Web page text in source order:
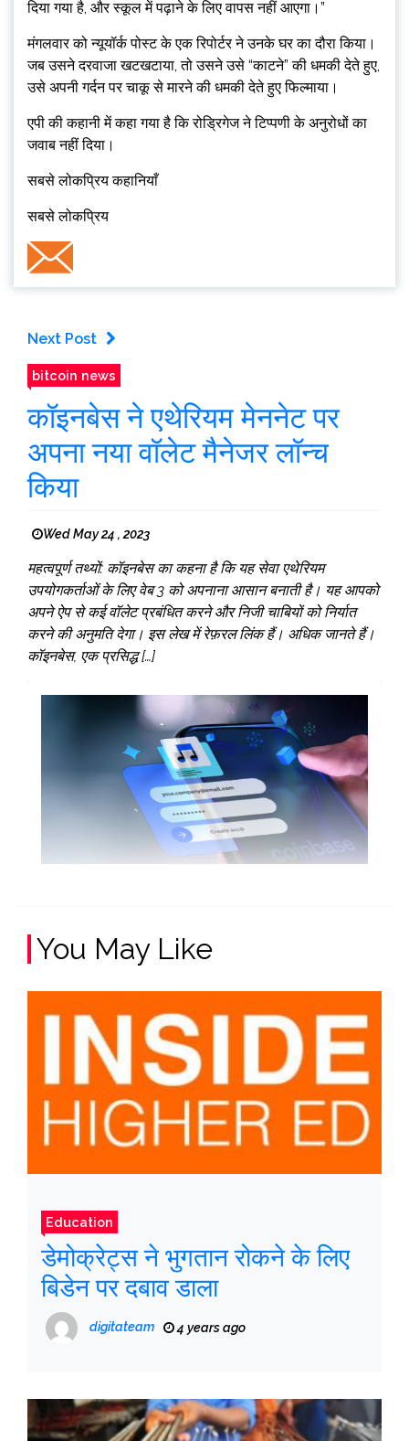
दिया गया है, और स्कूल में पढ़ाने के लिए वापस नहीं आएगा।”
मंगलवार को न्यूयॉर्क पोस्ट के एक रिपोर्टर ने उनके घर का दौरा किया।
जब उसने दरवाजा खटखटाया, तो उसने उसे “काटने” की धमकी देते हुए,
उसे अपनी गर्दन पर चाकू से मारने की धमकी देते हुए फिल्माया।
एपी की कहानी में कहा गया है कि रोड्रिगेज ने टिप्पणी के अनुरोधों का
जवाब नहीं दिया।
सबसे लोकप्रिय कहानियाँ
सबसे लोकप्रिय
Next Post
bitcoin news
कॉइनबेस ने एथेरियम मेननेट पर
अपना नया वॉलेट मैनेजर लॉन्च
किया
Wed May 24 , 2023
महत्वपूर्ण तथ्यों: कॉइनबेस का कहना है कि यह सेवा एथेरियम
उपयोगकर्ताओं के लिए वेब 3 को अपनाना आसान बनाती है। यह आपको
अपने ऐप से कई वॉलेट प्रबंधित करने और निजी चाबियों को निर्यात
करने की अनुमति देगा। इस लेख में रेफ़रल लिंक हैं। अधिक जानते हैं।
कॉइनबेस, एक प्रसिद्ध […]
You May Like
Education
डेमोक्रेट्स ने भुगतान रोकने के लिए
बिडेन पर दबाव डाला
digitateam 4 years ago